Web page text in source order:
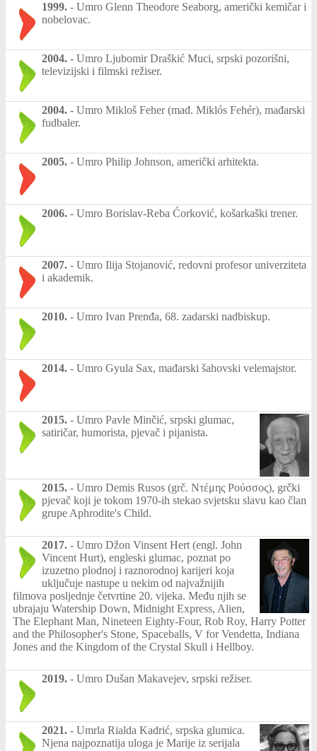
1999. - Umro Glenn Theodore Seaborg, američki kemičar i
nobelovac.
2004. - Umro Ljubomir Draškić Muci, srpski pozorišni,
televizijski i filmski režiser.
2004. - Umro Mikloš Feher (mađ. Miklós Fehér), mađarski
fudbaler.
2005. - Umro Philip Johnson, američki arhitekta.
2006. - Umro Borislav-Reba Ćorković, košarkaški trener.
2007. - Umro Ilija Stojanović, redovni profesor univerziteta
i akademik.
2010. - Umro Ivan Prenđa, 68. zadarski nadbiskup.
2014. - Umro Gyula Sax, mađarski šahovski velemajstor.
2015. - Umro Pavle Minčić, srpski glumac,
satiričar, humorista, pjevač i pijanista.
2015. - Umro Demis Rusos (grč. Ντέμης Ρούσσος), grčki
pjevač koji je tokom 1970-ih stekao svjetsku slavu kao član
grupe Aphrodite's Child.
2017. - Umro Džon Vinsent Hert (engl. John
Vincent Hurt), engleski glumac, poznat po
izuzetno plodnoj i raznorodnoj karijeri koja
uključuje nastupe u nekim od najvažnijih
filmova posljednje četvrtine 20. vijeka. Među njih se
ubrajaju Watership Down, Midnight Express, Alien,
The Elephant Man, Nineteen Eighty-Four, Rob Roy, Harry Potter
and the Philosopher's Stone, Spaceballs, V for Vendetta, Indiana
Jones and the Kingdom of the Crystal Skull i Hellboy.
2019. - Umro Dušan Makavejev, srpski režiser.
2021. - Umrla Rialda Kadrić, srpska glumica.
Njena najpoznatija uloga je Marije iz serijala